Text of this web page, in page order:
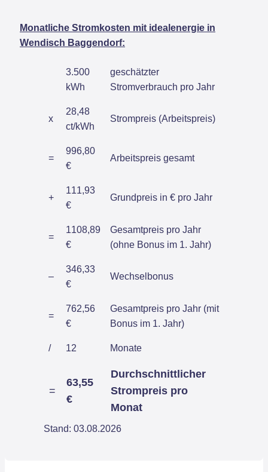
Monatliche Stromkosten mit idealenergie in
Wendisch Baggendorf:
3.500
kWh
geschätzter
Stromverbrauch pro Jahr
x
28,48
ct/kWh
Strompreis (Arbeitspreis)
=
996,80
€
Arbeitspreis gesamt
+
111,93
€
Grundpreis in € pro Jahr
=
1108,89
€
Gesamtpreis pro Jahr
(ohne Bonus im 1. Jahr)
–
346,33
€
Wechselbonus
=
762,56
€
Gesamtpreis pro Jahr (mit
Bonus im 1. Jahr)
/ 12 Monate
=
63,55
€
Durchschnittlicher
Strompreis pro
Monat
Stand: 03.08.2026